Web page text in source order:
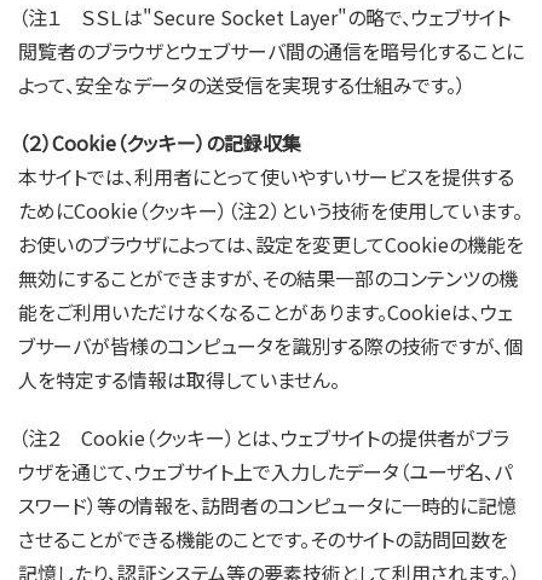
（注１ ＳＳＬは"Secure Socket Layer"の略で、ウェブサイト
閲覧者のブラウザとウェブサーバ間の通信を暗号化することに
よって、安全なデータの送受信を実現する仕組みです。）
（２）Cookie（クッキー）の記録収集
本サイトでは、利用者にとって使いやすいサービスを提供する
ためにCookie（クッキー）（注２）という技術を使用しています。
お使いのブラウザによっては、設定を変更してCookieの機能を
無効にすることができますが、その結果一部のコンテンツの機
能をご利用いただけなくなることがあります。Cookieは、ウェ
ブサーバが皆様のコンピュータを識別する際の技術ですが、個
人を特定する情報は取得していません。
（注２ Cookie（クッキー）とは、ウェブサイトの提供者がブラ
ウザを通じて、ウェブサイト上で入力したデータ（ユーザ名、パ
スワード）等の情報を、訪問者のコンピュータに一時的に記憶
させることができる機能のことです。そのサイトの訪問回数を
記憶したり、認証システム等の要素技術として利用されます。）